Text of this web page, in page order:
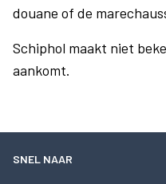
douane of de
Schiphol maakt niet
aankomt.
SNEL NAAR